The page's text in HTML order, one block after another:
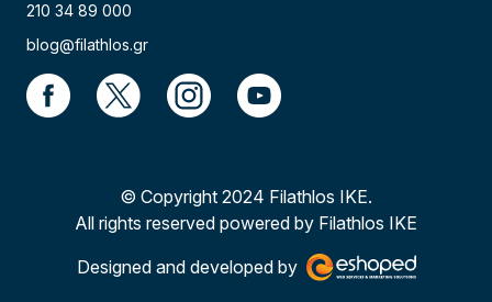
210 34 89 000
blog@filathlos.gr
© Copyright 2024 Filathlos ΙΚΕ.
All rights reserved powered by Filathlos ΙΚΕ
Designed and developed by